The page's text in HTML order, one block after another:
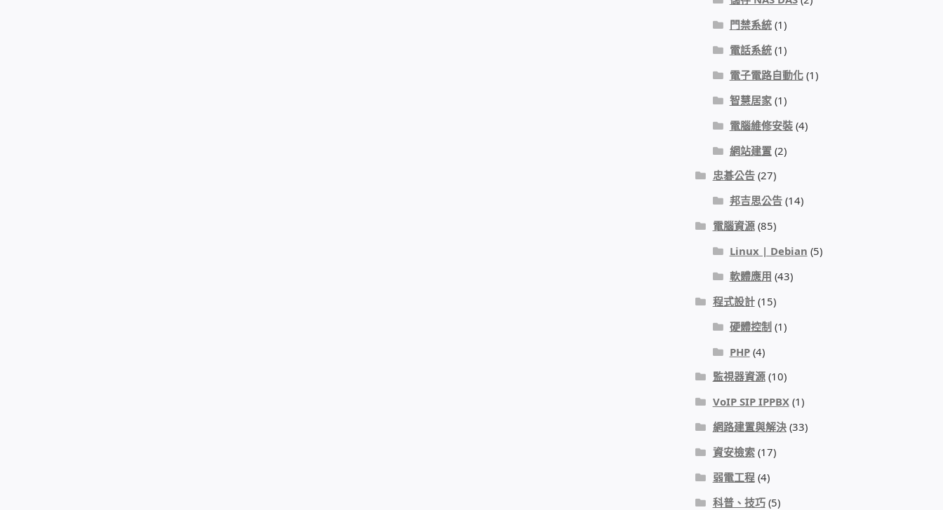
門禁系統(1)
電話系統(1)
電子電路自動化(1)
智慧居家(1)
電腦維修安裝(4)
網站建置(2)
忠碁公告(27)
邦吉思公告(14)
電腦資源(85)
Linux | Debian (5)
軟體應用 (43)
程式設計(15)
硬體控制(1)
PHP(4)
監視器資源(10)
VoIP SIP IPPBX(1)
網路建置與解決(33)
資安檢索(17)
弱電工程(4)
科普、技巧(5)